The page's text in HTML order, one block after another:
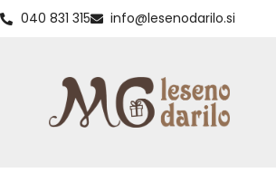
040 831 315 info@lesenodarilo.si